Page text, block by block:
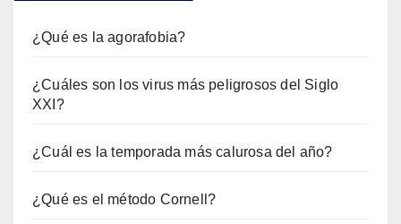
¿Qué es la agorafobia?
¿Cuáles son los virus más peligrosos del Siglo
XXI?
¿Cuál es la temporada más calurosa del año?
¿Qué es el método Cornell?